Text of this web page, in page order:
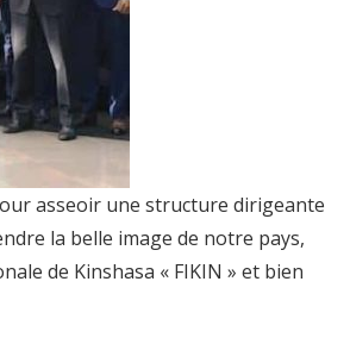
asseoir une structure dirigeante
la belle image de notre pays,
de Kinshasa « FIKIN » et bien